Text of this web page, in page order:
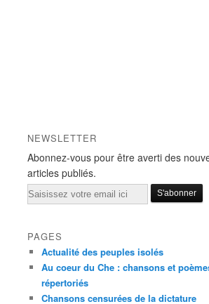
NEWSLETTER
Abonnez-vous pour être averti des
articles publiés.
Email
PAGES
Actualité des peuples isolés
Au coeur du Che : chansons et
répertoriés
Chansons censurées de la dictature